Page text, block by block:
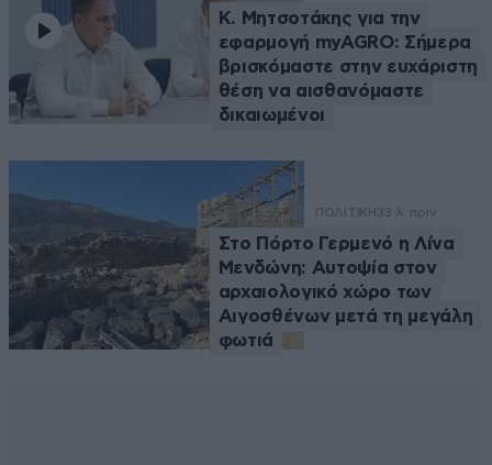
Κ. Μητσοτάκης για την
εφαρμογή myAGRO: Σήμερα
βρισκόμαστε στην ευχάριστη
θέση να αισθανόμαστε
δικαιωμένοι
ΠΟΛΙΤΙΚΗ33 λ. πριν
Στο Πόρτο Γερμενό η Λίνα
Μενδώνη: Αυτοψία στον
αρχαιολογικό χώρο των
Αιγοσθένων μετά τη μεγάλη
φωτιά